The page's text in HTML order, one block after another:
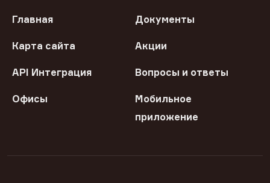
Главная Документы
Карта сайта Акции
API Интеграция Вопросы и ответы
Офисы
Мобильное
приложение